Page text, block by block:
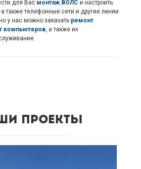
для Вас монтаж ВОЛС и настроить
также телефонные сети и другие линии
у нас можно заказать ремонт
компьютеров, а также их
проекты